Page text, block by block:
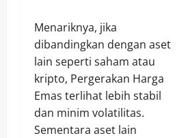
Menariknya, jika
dibandingkan dengan aset
lain seperti saham atau
kripto, Pergerakan Harga
Emas terlihat lebih stabil
dan minim volatilitas.
Sementara aset lain